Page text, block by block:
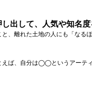
出して、人気や知名
、離れた土地の人にも「なる
ば、自分は◯◯というアーテ